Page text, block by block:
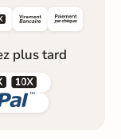
plus tard
